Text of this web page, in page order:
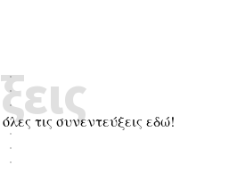
τις συνεντεύξεις εδώ!